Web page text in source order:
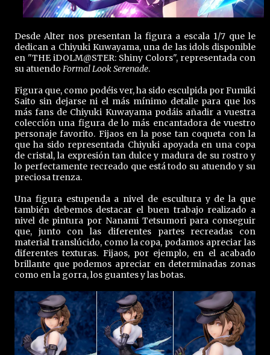
Desde Alter nos presentan la figura a escala 1/7 que le
dedican a Chiyuki Kuwayama, una de las idols disponible
en "THE iDOLM@STER: Shiny Colors", representada con
su atuendo Formal Look Serenade.
Figura que, como podéis ver, ha sido esculpida por Fumiki
Saito sin dejarse ni el más mínimo detalle para que los
más fans de Chiyuki Kuwayama podáis añadir a vuestra
colección una figura de lo más encantadora de vuestro
personaje favorito. Fijaos en la pose tan coqueta con la
que ha sido representada Chiyuki apoyada en una copa
de cristal, la expresión tan dulce y madura de su rostro y
lo perfectamente recreado que está todo su atuendo y su
preciosa trenza.
Una figura estupenda a nivel de escultura y de la que
también debemos destacar el buen trabajo realizado a
nivel de pintura por Nanami Tetsumori para conseguir
que, junto con las diferentes partes recreadas con
material translúcido, como la copa, podamos apreciar las
diferentes texturas. Fijaos, por ejemplo, en el acabado
brillante que podemos apreciar en determinadas zonas
como en la gorra, los guantes y las botas.